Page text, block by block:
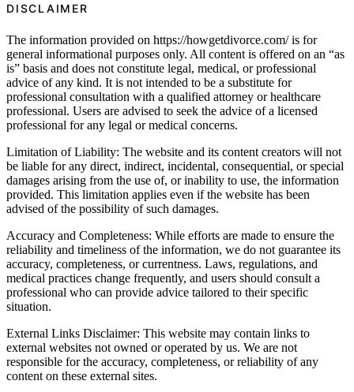
DISCLAIMER
The information provided on https://howgetdivorce.com/ is for
general informational purposes only. All content is offered on an “as
is” basis and does not constitute legal, medical, or professional
advice of any kind. It is not intended to be a substitute for
professional consultation with a qualified attorney or healthcare
professional. Users are advised to seek the advice of a licensed
professional for any legal or medical concerns.
Limitation of Liability: The website and its content creators will not
be liable for any direct, indirect, incidental, consequential, or special
damages arising from the use of, or inability to use, the information
provided. This limitation applies even if the website has been
advised of the possibility of such damages.
Accuracy and Completeness: While efforts are made to ensure the
reliability and timeliness of the information, we do not guarantee its
accuracy, completeness, or currentness. Laws, regulations, and
medical practices change frequently, and users should consult a
professional who can provide advice tailored to their specific
situation.
External Links Disclaimer: This website may contain links to
external websites not owned or operated by us. We are not
responsible for the accuracy, completeness, or reliability of any
content on these external sites.